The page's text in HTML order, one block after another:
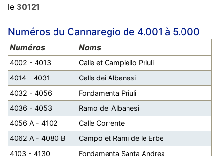
le 30121
Numéros du Cannaregio de 4.001 à 5.000
Numéros Noms
4002 - 4013
Calle et Campiello Priuli
4014 - 4031
Calle dei Albanesi
4032 - 4056
Fondamenta Priuli
4036 - 4053
Ramo dei Albanesi
4056 A - 4102
Calle Corrente
4062 A - 4080 B
Campo et Rami de le Erbe
4103 - 4130
Fondamenta Santa Andrea